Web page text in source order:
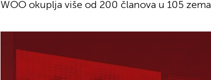
WOO okuplja više od 200 članova u 105